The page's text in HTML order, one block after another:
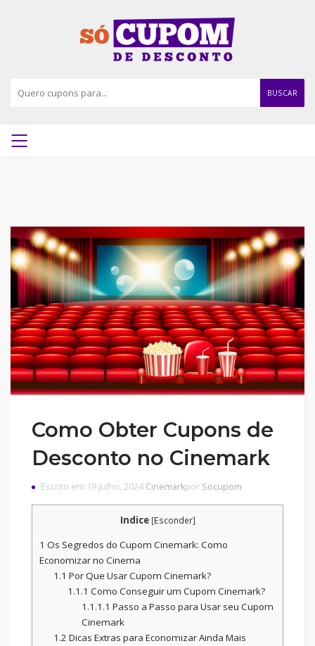
BUSCAR
Como Obter Cupons de
Desconto no Cinemark
Escrito em 19 julho, 2024 Cinemarkpor Socupom
Indice [Esconder]
1 Os Segredos do Cupom Cinemark: Como
Economizar no Cinema
1.1 Por Que Usar Cupom Cinemark?
1.1.1 Como Conseguir um Cupom Cinemark?
1.1.1.1 Passo a Passo para Usar seu Cupom
Cinemark
1.2 Dicas Extras para Economizar Ainda Mais